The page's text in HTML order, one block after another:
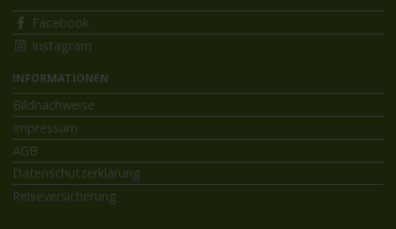
Facebook
Instagram
INFORMATIONEN
Bildnachweise
Impressum
AGB
Datenschutzerklärung
Reiseversicherung